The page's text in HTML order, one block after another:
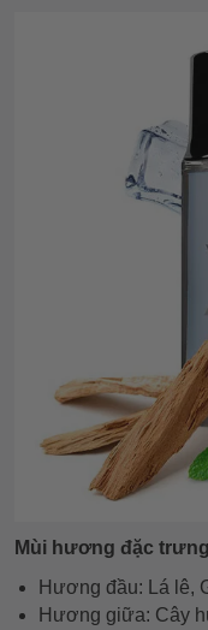
Mùi hương đặc
Hương đầu: Lá lê,
Hương giữa: Cây